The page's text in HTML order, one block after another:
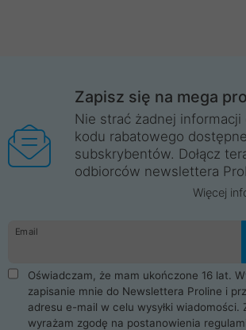
Zapisz się na mega
Nie strać żadnej informacji
kodu rabatowego
subskrybentów. Dołącz
odbiorców newslettera
Więcej
Email
Oświadczam, że mam ukończone 16 lat.
zapisanie mnie do Newslettera Proline i
adresu e-mail w celu wysyłki wiadomości.
wyrażam zgodę na postanowienia